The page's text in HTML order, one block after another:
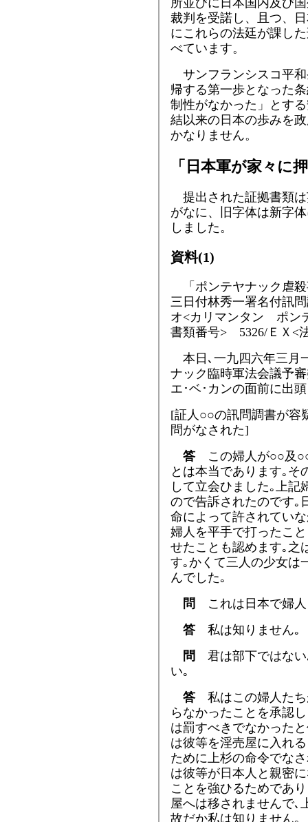
裁判を受諾し、且つ、
にこれらの法廷が課し
べています。
サンフランシスコ平
帰する第一歩となった
制性がなかった」とす
結以来の日本の歩みを
かなりません。
「日本軍が家々に
提出された証拠書類
がなに、旧字体は新字
しました。
資料(1)
「ポンテヤナック虐
三日付林秀一署名付訊
オ<カリマンタン ポン
書類番号> 5326/ＥＸ<
本日､一九四六年三月
ナック臨時軍法会議予
エ･ベ･カンの面前に出
[証人○○の訊問調書が容
問がなされた]
答この婦人が○○及○○
とは本当であります｡そ
して立会ひました｡上記
ので告訴されたのです｡
命によって許されてい
婦人を平手で打ったこ
せたことも認めます｡之
す｡かくて三人の少女は
んでした｡
問 これは日本で婦人
答私は知りません｡
問 君は部下ではない
い｡
答私はこの婦人たち
らなかったことを承認
は罰すべきでなかった
は彼等を淫売屋に入れ
ために上杉の命令でな
は彼等が日本人と親密
ことを強ひるためであ
屋へは移されませんで､
故だか私は知りません｡